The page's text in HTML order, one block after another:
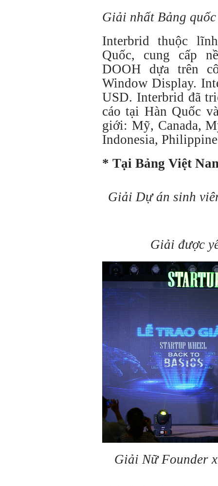
Giải nhất Bảng
Interbrid thuộc
Quốc, cung cấp
DOOH dựa trên
Window Display.
USD. Interbrid đã
cáo tại Hàn Quốc
giới: Mỹ, Canada,
Indonesia,
* Tại Bảng Việt
Giải Dự án sinh
Giải được
Giải Nữ Founder